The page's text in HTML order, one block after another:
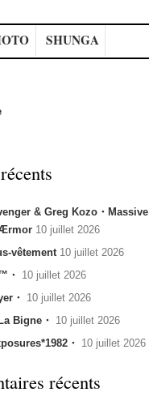
SHUNGA
& Greg Kozo・Massive
10 juillet 2026
vêtement 10 juillet 2026
・ 10 juillet 2026
・ 10 juillet 2026
Bigne・ 10 juillet 2026
・ 10 juillet 2026
récents